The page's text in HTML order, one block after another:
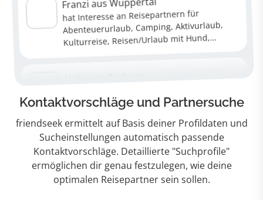
Kontaktvorschläge und Partnersuche
friendseek ermittelt auf Basis deiner Profildaten und
Sucheinstellungen automatisch passende
Kontaktvorschläge. Detaillierte "Suchprofile"
ermöglichen dir genau festzulegen, wie deine
optimalen Reisepartner sein sollen.